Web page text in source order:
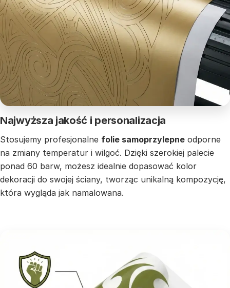
Najwyższa jakość i personalizacja
Stosujemy profesjonalne folie samoprzylepne odporne
na zmiany temperatur i wilgoć. Dzięki szerokiej palecie
ponad 60 barw, możesz idealnie dopasować kolor
dekoracji do swojej ściany, tworząc unikalną kompozycję,
która wygląda jak namalowana.